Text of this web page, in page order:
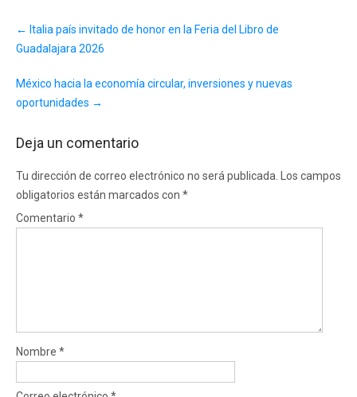
navigation
← Italia país invitado de honor en la Feria del Libro de
Guadalajara 2026
México hacia la economía circular, inversiones y nuevas
oportunidades →
Deja un comentario
Tu dirección de correo electrónico no será publicada. Los campos
obligatorios están marcados con *
Comentario *
Nombre *